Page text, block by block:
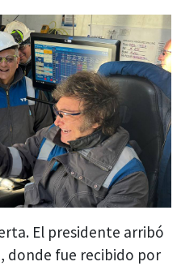
El presidente arribó
donde fue recibido por